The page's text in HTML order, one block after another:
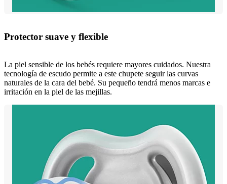
Protector suave y flexible
La piel sensible de los bebés requiere mayores cuidados. Nuestra
tecnología de escudo permite a este chupete seguir las curvas
naturales de la cara del bebé. Su pequeño tendrá menos marcas e
irritación en la piel de las mejillas.